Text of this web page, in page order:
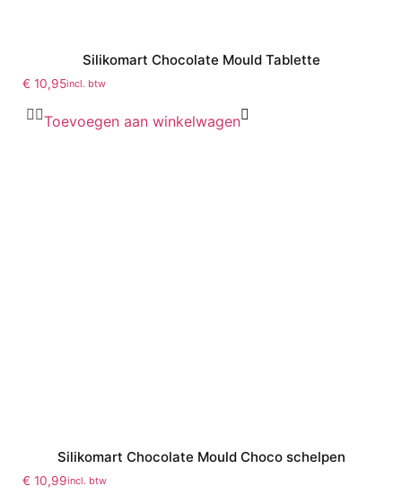
Silikomart Chocolate Mould Tablette
€ 10,95incl. btw
Toevoegen aan winkelwagen
Silikomart Chocolate Mould Choco schelpen
€ 10,99incl. btw